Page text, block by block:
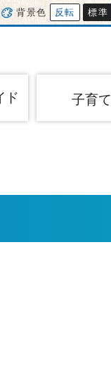
背景色 反転 標準
ド 子育て